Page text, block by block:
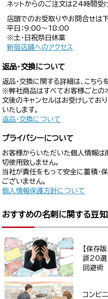
ネットからのご注文は24時間受
店頭でのお受取りやお問合せは
平日：9:00〜18:00
※土・日祝祭日休業
新宿店舗へのアクセス
返品・交換について
返品・交換に関する詳細は、こちら
※弊社商品はすべてお客様ごとの
文後のキャンセルはお受けしてお
いたします。
返品・交換について
プライバシーについて
お客様からいただいた個人情報は
切使用致しません。
当社が責任をもって安全に蓄積・
ございません。
個人情報保護方針について
おすすめの名刺に関する豆
【保存
談20選
回避術
コンビ